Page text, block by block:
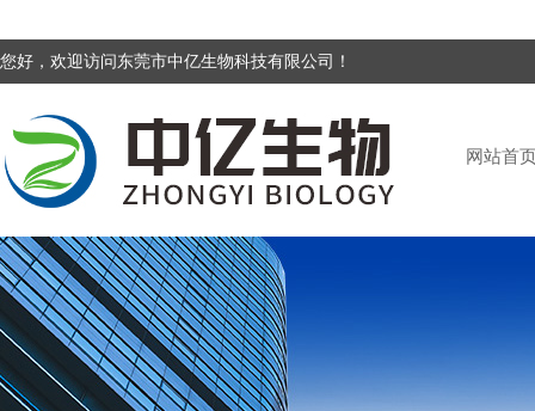
您好，欢迎访问东莞市中亿生物科技有限公司！
网站首